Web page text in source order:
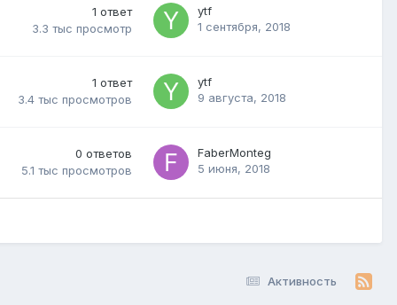
1 ответ
3.3 тыс просмотр
ytf
1 сентября, 2018
1 ответ
3.4 тыс просмотров
ytf
9 августа, 2018
0 ответов
5.1 тыс просмотров
FaberMonteg
5 июня, 2018
Активность